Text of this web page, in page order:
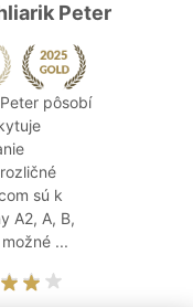
Peter
pôsobí
sú k
A2, A, B,
...